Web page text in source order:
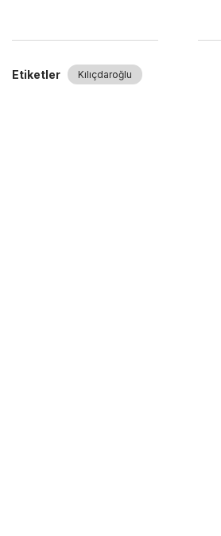
Etiketler Kılıçdaroğlu